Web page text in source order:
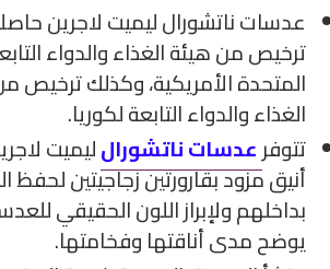
عدسات ناتشورال ليميت لاجرين
ترخيص من هيئة الغذاء والدواء
المتحدة الأمريكية، وكذلك ترخيص
الغذاء والدواء التابعة لكوريا.
تتوفرعدسات ناتشورالليميت
أنيق مزود بقارورتين زجاجيتين
بداخلهم ولإبراز اللون الحقيقي
يوضح مدى أناقتها وفخامتها.